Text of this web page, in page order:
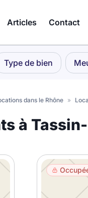
Articles Contact
Type de bien
dans le Rhône »
à